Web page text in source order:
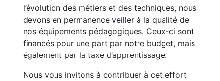
l’évolution des métiers et des techniques, nous
devons en permanence veiller à la qualité de
nos équipements pédagogiques. Ceux-ci sont
financés pour une part par notre budget, mais
également par la taxe d’apprentissage.
Nous vous invitons à contribuer à cet effort